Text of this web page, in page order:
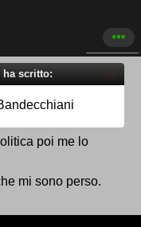
ha scritto:
poi me lo
mi sono perso.